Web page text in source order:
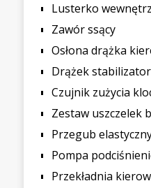
Lusterko
Zawór ssący
Osłona drążka
Drążek
Czujnik zużycia
Zestaw uszczelek
Przegub
Pompa
Przekładnia